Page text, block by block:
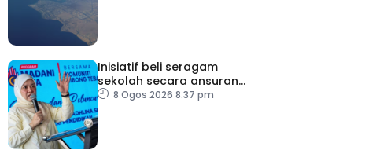
Inisiatif beli seragam
sekolah secara ansuran
ringankan beban ibu bapa
8 Ogos 2026 8:37 pm